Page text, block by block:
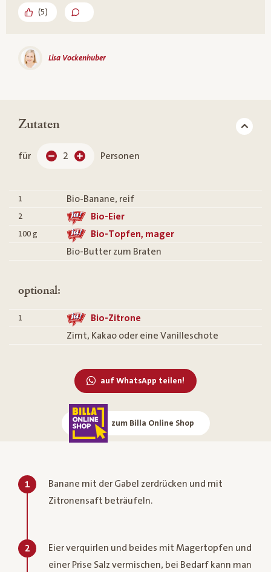
(5)
Lisa Vockenhuber
Zutaten
für 2 Personen
1 Bio-Banane, reif
2 Bio-Eier
100 g
Bio-Topfen, mager
Bio-Butter zum Braten
optional:
1
Bio-Zitrone
Zimt, Kakao oder eine Vanilleschote
auf WhatsApp teilen!
zum Billa Online Shop
1
Banane mit der Gabel zerdrücken und mit
Zitronensaft beträufeln.
2
Eier verquirlen und beides mit Magertopfen und
einer Prise Salz vermischen, bei Bedarf kann man